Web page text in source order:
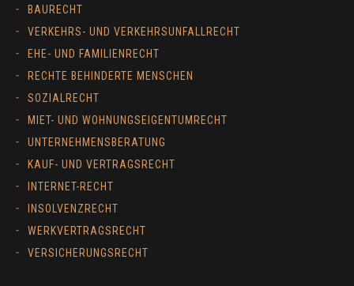
BAURECHT
VERKEHRS- UND VERKEHRSUNFALLRECHT
EHE- UND FAMILIENRECHT
RECHTE BEHINDERTE MENSCHEN
SOZIALRECHT
MIET- UND WOHNUNGSEIGENTUMRECHT
UNTERNEHMENSBERATUNG
KAUF- UND VERTRAGSRECHT
INTERNET-RECHT
INSOLVENZRECHT
WERKVERTRAGSRECHT
VERSICHERUNGSRECHT